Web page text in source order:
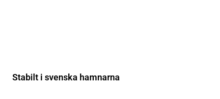
Stabilt i svenska hamnarna